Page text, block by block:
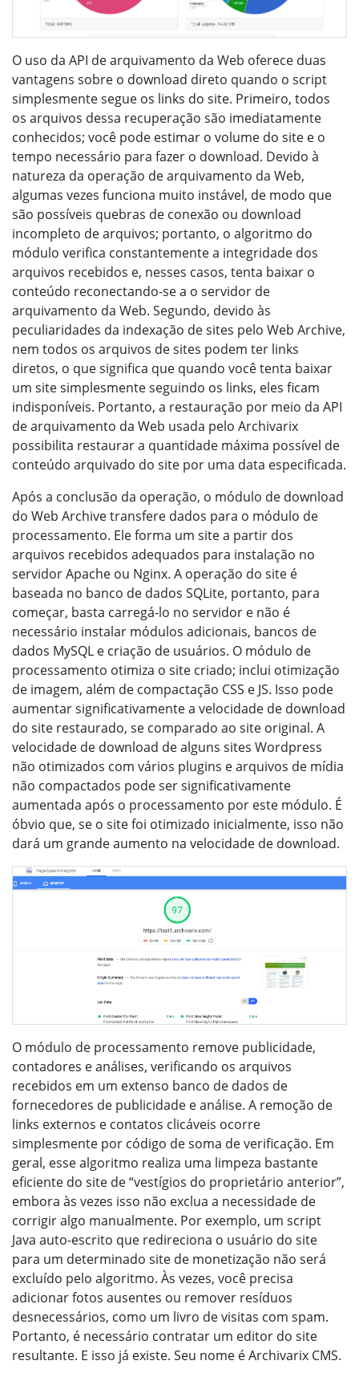
O uso da API de arquivamento da Web oferece duas
vantagens sobre o download direto quando o script
simplesmente segue os links do site. Primeiro, todos
os arquivos dessa recuperação são imediatamente
conhecidos; você pode estimar o volume do site e o
tempo necessário para fazer o download. Devido à
natureza da operação de arquivamento da Web,
algumas vezes funciona muito instável, de modo que
são possíveis quebras de conexão ou download
incompleto de arquivos; portanto, o algoritmo do
módulo verifica constantemente a integridade dos
arquivos recebidos e, nesses casos, tenta baixar o
conteúdo reconectando-se a o servidor de
arquivamento da Web. Segundo, devido às
peculiaridades da indexação de sites pelo Web Archive,
nem todos os arquivos de sites podem ter links
diretos, o que significa que quando você tenta baixar
um site simplesmente seguindo os links, eles ficam
indisponíveis. Portanto, a restauração por meio da API
de arquivamento da Web usada pelo Archivarix
possibilita restaurar a quantidade máxima possível de
conteúdo arquivado do site por uma data especificada.
Após a conclusão da operação, o módulo de download
do Web Archive transfere dados para o módulo de
processamento. Ele forma um site a partir dos
arquivos recebidos adequados para instalação no
servidor Apache ou Nginx. A operação do site é
baseada no banco de dados SQLite, portanto, para
começar, basta carregá-lo no servidor e não é
necessário instalar módulos adicionais, bancos de
dados MySQL e criação de usuários. O módulo de
processamento otimiza o site criado; inclui otimização
de imagem, além de compactação CSS e JS. Isso pode
aumentar significativamente a velocidade de download
do site restaurado, se comparado ao site original. A
velocidade de download de alguns sites Wordpress
não otimizados com vários plugins e arquivos de mídia
não compactados pode ser significativamente
aumentada após o processamento por este módulo. É
óbvio que, se o site foi otimizado inicialmente, isso não
dará um grande aumento na velocidade de download.
O módulo de processamento remove publicidade,
contadores e análises, verificando os arquivos
recebidos em um extenso banco de dados de
fornecedores de publicidade e análise. A remoção de
links externos e contatos clicáveis ​​ocorre
simplesmente por código de soma de verificação. Em
geral, esse algoritmo realiza uma limpeza bastante
eficiente do site de “vestígios do proprietário anterior”,
embora às vezes isso não exclua a necessidade de
corrigir algo manualmente. Por exemplo, um script
Java auto-escrito que redireciona o usuário do site
para um determinado site de monetização não será
excluído pelo algoritmo. Às vezes, você precisa
adicionar fotos ausentes ou remover resíduos
desnecessários, como um livro de visitas com spam.
Portanto, é necessário contratar um editor do site
resultante. E isso já existe. Seu nome é Archivarix CMS.